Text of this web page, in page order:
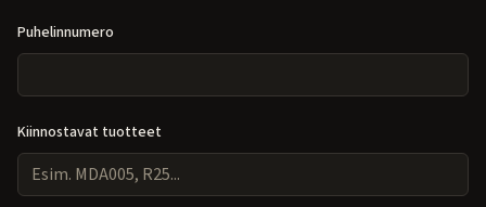
Puhelinnumero
Kiinnostavat tuotteet